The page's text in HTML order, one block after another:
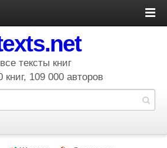
все тексты книг
книг, 109 000 авторов